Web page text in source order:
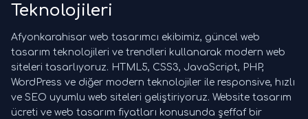
Teknolojileri
Afyonkarahisar web tasarımcı ekibimiz, güncel web
tasarım teknolojileri ve trendleri kullanarak modern web
siteleri tasarlıyoruz. HTML5, CSS3, JavaScript, PHP,
WordPress ve diğer modern teknolojiler ile responsive, hızlı
ve SEO uyumlu web siteleri geliştiriyoruz. Website tasarım
ücreti ve web tasarım fiyatları konusunda şeffaf bir